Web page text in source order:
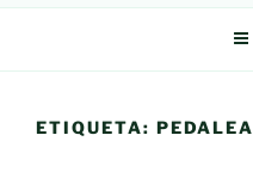
ETIQUETA: PEDALEA